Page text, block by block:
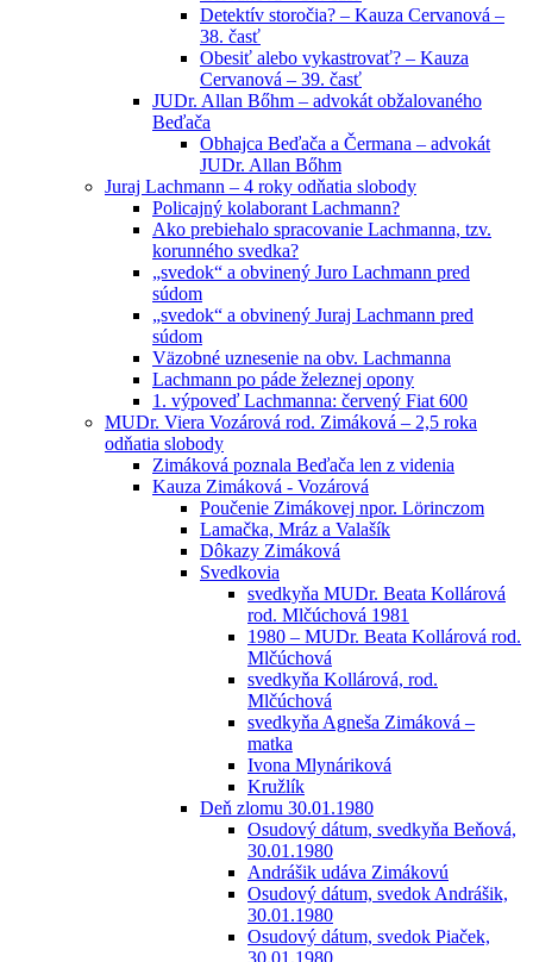
Detektív storočia? – Kauza Cervanová –
38. časť
Obesiť alebo vykastrovať? – Kauza
Cervanová – 39. časť
JUDr. Allan Bőhm – advokát obžalovaného
Beďača
Obhajca Beďača a Čermana – advokát
JUDr. Allan Bőhm
Juraj Lachmann – 4 roky odňatia slobody
Policajný kolaborant Lachmann?
Ako prebiehalo spracovanie Lachmanna, tzv.
korunného svedka?
„svedok“ a obvinený Juro Lachmann pred
súdom
„svedok“ a obvinený Juraj Lachmann pred
súdom
Väzobné uznesenie na obv. Lachmanna
Lachmann po páde železnej opony
1. výpoveď Lachmanna: červený Fiat 600
MUDr. Viera Vozárová rod. Zimáková – 2,5 roka
odňatia slobody
Zimáková poznala Beďača len z videnia
Kauza Zimáková - Vozárová
Poučenie Zimákovej npor. Lörinczom
Lamačka, Mráz a Valašík
Dôkazy Zimáková
Svedkovia
svedkyňa MUDr. Beata Kollárová
rod. Mlčúchová 1981
1980 – MUDr. Beata Kollárová rod.
Mlčúchová
svedkyňa Kollárová, rod.
Mlčúchová
svedkyňa Agneša Zimáková –
matka
Ivona Mlynáriková
Kružlík
Deň zlomu 30.01.1980
Osudový dátum, svedkyňa Beňová,
30.01.1980
Andrášik udáva Zimákovú
Osudový dátum, svedok Andrášik,
30.01.1980
Osudový dátum, svedok Piaček,
30.01.1980